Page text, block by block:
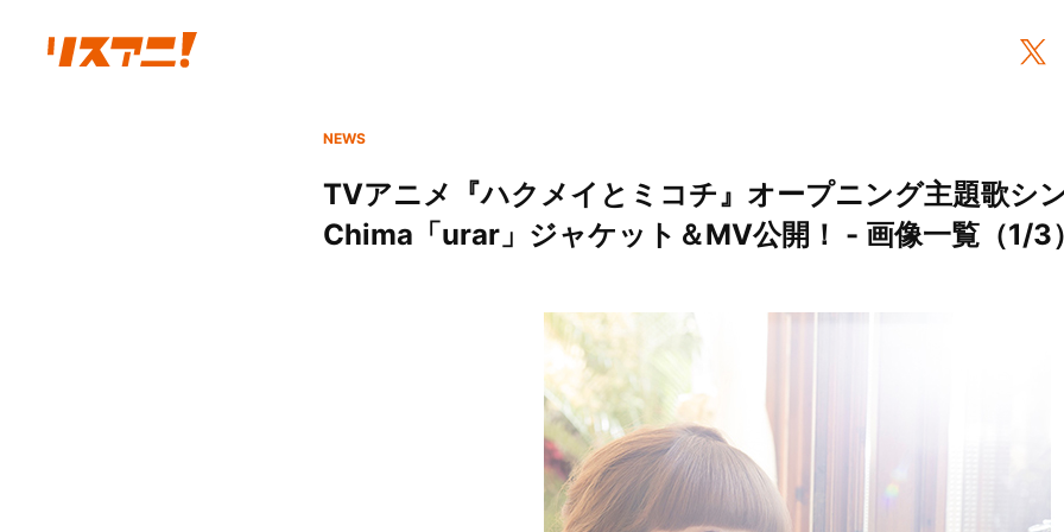
NEWS
TVアニメ『ハクメイとミコチ』オープニング主題歌シ
Chima「urar」ジャケット＆MV公開！ - 画像一覧（1/3）